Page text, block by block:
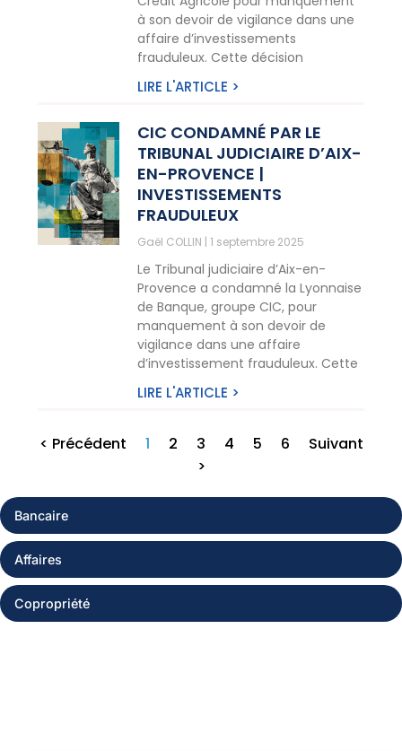
Bancaire
Affaires
Copropriété
à son devoir de vigilance dans une
affaire d’investissements
frauduleux. Cette décision
LIRE L'ARTICLE >
CIC CONDAMNÉ PAR LE
TRIBUNAL JUDICIAIRE D’AIX-
EN-PROVENCE |
INVESTISSEMENTS
FRAUDULEUX
Gaël COLLIN 1 septembre 2025
Le Tribunal judiciaire d’Aix-en-
Provence a condamné la Lyonnaise
de Banque, groupe CIC, pour
manquement à son devoir de
vigilance dans une affaire
d’investissement frauduleux. Cette
LIRE L'ARTICLE >
< Précédent 1 2 3 4 5 6
Suivant
>